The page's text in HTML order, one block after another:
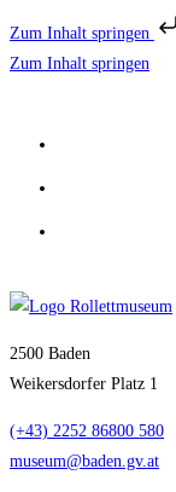
Zum Inhalt springen
Zum Inhalt springen
2500 Baden
Weikersdorfer Platz 1
(+43) 2252 86800 580
museum@baden.gv.at